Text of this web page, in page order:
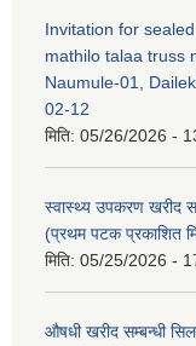
Invitation for
mathilo talaa truss
Naumule-01,
02-12
मिति: 05/26/2026 -
स्वास्थ्य उपकरण खरीद
(प्रथम पटक प्रकाशित
मिति: 05/25/2026 -
औषधी खरीद सम्बन्धी